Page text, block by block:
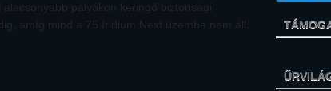
pályákon keringő biztonsági
amíg mind a 75 Iridium Next üzembe nem áll.